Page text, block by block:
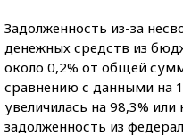
Задолженность из-за
денежных средств из
около 0,2% от общей
сравнению с данными на
увеличилась на 98,3%
задолженность из